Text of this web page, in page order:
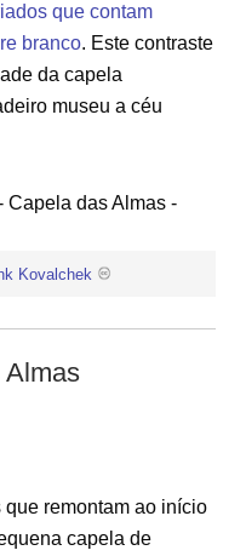
que contam
branco. Este contraste
da capela
museu a céu
Kovalchek
Almas
remontam ao início
capela de